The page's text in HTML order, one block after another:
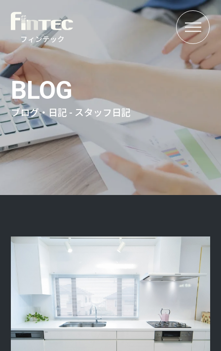
フィンテック
MENU
BLOG
ブログ・日記 - スタッフ日記